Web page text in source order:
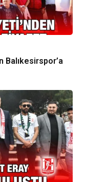
Balıkesirspor’a